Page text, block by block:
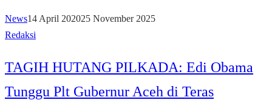
News14 April 202025 November 2025
Redaksi
TAGIH HUTANG PILKADA: Edi Obama
Tunggu Plt Gubernur Aceh di Teras